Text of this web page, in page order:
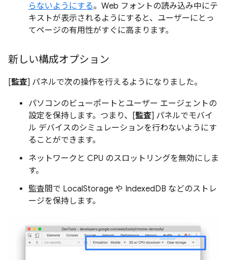
らないようにする。Web フォントの読み込み中にテ
キストが表示されるようにすると、ユーザーにとっ
てページの有用性がすぐに高まります。
新しい構成オプション
[監査] パネルで次の操作を行えるようになりました。
パソコンのビューポートとユーザー エージェントの
設定を保持します。つまり、[監査] パネルでモバイ
ル デバイスのシミュレーションを行わないようにす
ることができます。
ネットワークと CPU のスロットリングを無効にしま
す。
監査間で LocalStorage や IndexedDB などのストレ
ージを保持します。